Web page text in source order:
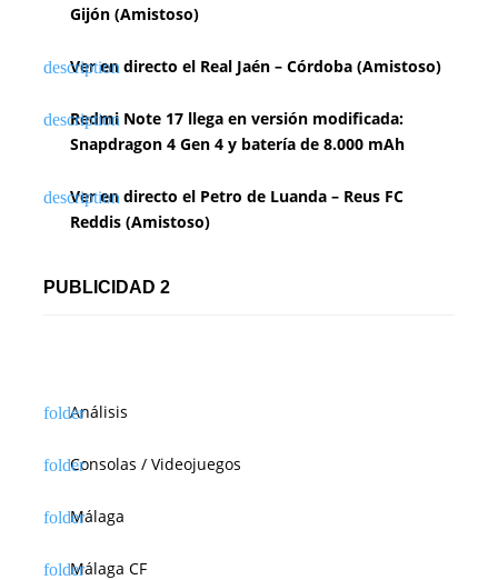
Gijón (Amistoso)
Ver en directo el Real Jaén – Córdoba (Amistoso)
Redmi Note 17 llega en versión modificada:
Snapdragon 4 Gen 4 y batería de 8.000 mAh
Ver en directo el Petro de Luanda – Reus FC
Reddis (Amistoso)
PUBLICIDAD 2
Análisis
Consolas / Videojuegos
Málaga
Málaga CF